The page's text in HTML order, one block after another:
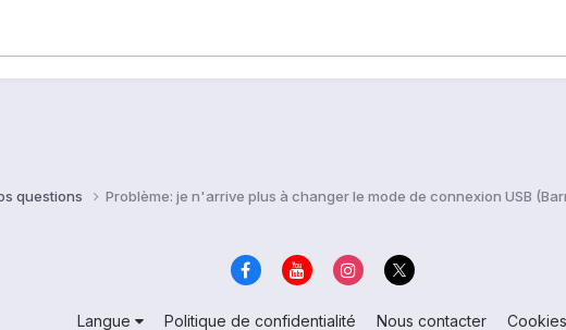
questions Problème: je n'arrive plus à changer le mode de connexion USB
Langue Politique de confidentialité Nous contacter Cookies